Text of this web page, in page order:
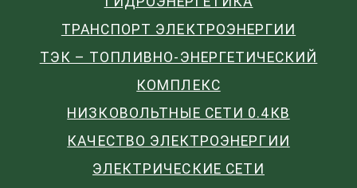
ТРАНСПОРТ ЭЛЕКТРОЭНЕРГИИ
ТЭК – ТОПЛИВНО-ЭНЕРГЕТИЧЕСКИЙ
КОМПЛЕКС
НИЗКОВОЛЬТНЫЕ СЕТИ 0.4КВ
КАЧЕСТВО ЭЛЕКТРОЭНЕРГИИ
ЭЛЕКТРИЧЕСКИЕ СЕТИ